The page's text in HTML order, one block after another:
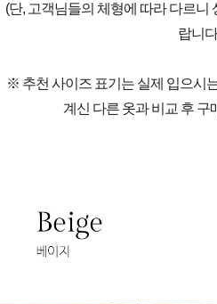
(단, 고객님들의 체형에 따라 다르니
랍니
※ 추천 사이즈 표기는 실제 입으시
계신 다른 옷과 비교 후 구